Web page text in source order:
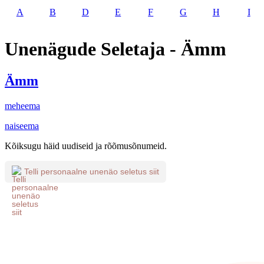
A B D E F G H I
Unenägude Seletaja - Ämm
Ämm
meheema
naiseema
Kõiksugu häid uudiseid ja rõõmusõnumeid.
Telli personaalne unenäo seletus siit